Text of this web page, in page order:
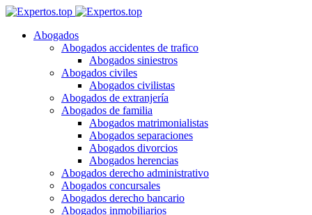
Abogados
Abogados accidentes de trafico
Abogados siniestros
Abogados civiles
Abogados civilistas
Abogados de extranjería
Abogados de familia
Abogados matrimonialistas
Abogados separaciones
Abogados divorcios
Abogados herencias
Abogados derecho administrativo
Abogados concursales
Abogados derecho bancario
Abogados inmobiliarios